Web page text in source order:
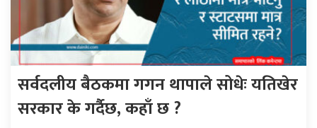
सर्वदलीय बैठकमा गगन थापाले सोधेः यतिखेर
सरकार के गर्दैछ, कहाँ छ ?